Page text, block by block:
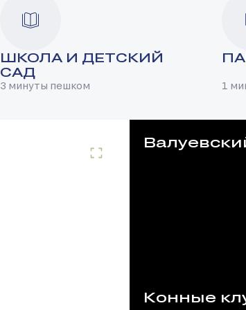
ШКОЛА И ДЕТСКИЙ
САД
3 минуты пешком 1
Конные